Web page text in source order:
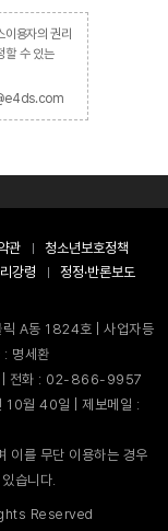
용자의 권리
할 수 있는
관
청소년보호정책
강령
정정·반론보도
릭 A동 1824호 | 사업자등
명세환
| 전화 : 02-866-9957
10월 40일 | 제보메일 :
이를 무단 이용하는 경우
습니다.
Reserved